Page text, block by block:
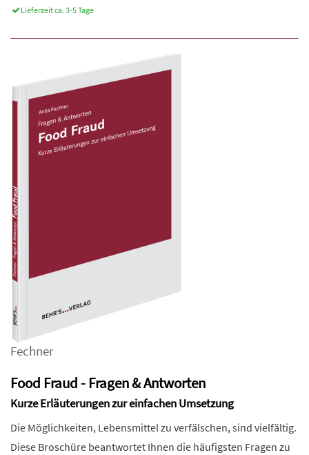
Lieferzeit ca. 3-5 Tage
Fechner
Food Fraud - Fragen & Antworten
Kurze Erläuterungen zur einfachen Umsetzung
Die Möglichkeiten, Lebensmittel zu verfälschen, sind vielfältig.
Diese Broschüre beantwortet Ihnen die häufigsten Fragen zu